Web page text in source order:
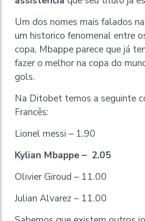
Um dos nomes mais falados
um historico fenomenal entre
copa, Mbappe parece que já
fazer o melhor na copa do
gols.
Na Ditobet temos a seguinte
Francês:
Lionel messi – 1.90
Kylian Mbappe – 2.05
Olivier Giroud – 11.00
Julian Alvarez – 11.00